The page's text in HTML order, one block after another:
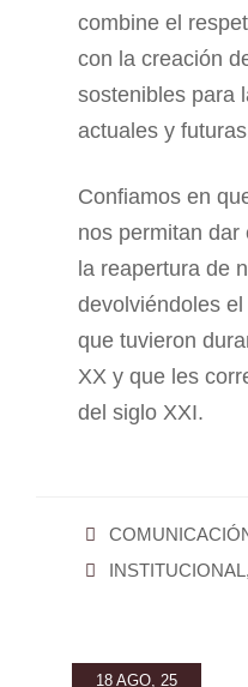
combine el
con la creación
sostenibles para
actuales y
Confiamos en
nos permitan dar
la reapertura de
devolviéndoles
que tuvieron
XX y que les
del siglo XXI.
INSTITUCIONAL ,
18 AGO, 25